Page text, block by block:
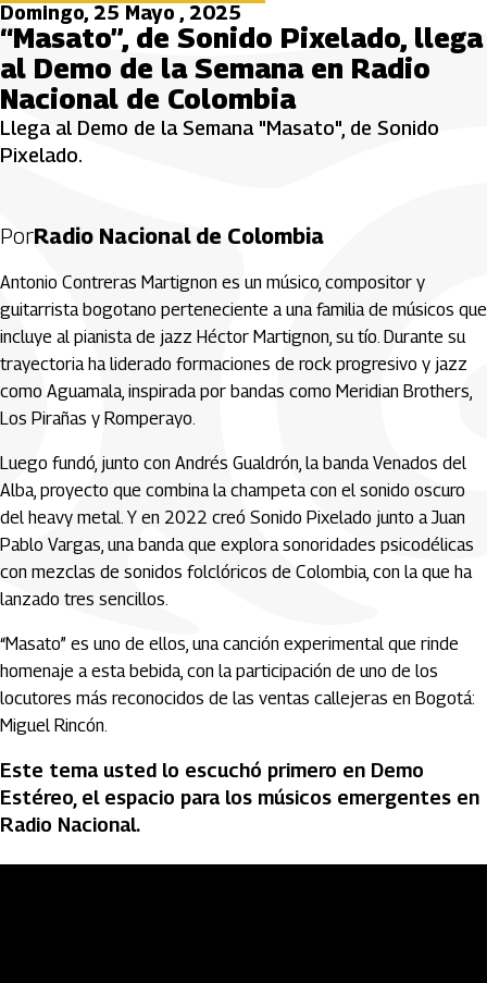
Domingo, 25 Mayo , 2025
“Masato”, de Sonido Pixelado, llega
al Demo de la Semana en Radio
Nacional de Colombia
Llega al Demo de la Semana "Masato", de Sonido
Pixelado.
PorRadio Nacional de Colombia
Antonio Contreras Martignon es un músico, compositor y
guitarrista bogotano perteneciente a una familia de músicos que
incluye al pianista de jazz Héctor Martignon, su tío. Durante su
trayectoria ha liderado formaciones de rock progresivo y jazz
como Aguamala, inspirada por bandas como Meridian Brothers,
Los Pirañas y Romperayo.
Luego fundó, junto con Andrés Gualdrón, la banda Venados del
Alba, proyecto que combina la champeta con el sonido oscuro
del heavy metal. Y en 2022 creó Sonido Pixelado junto a Juan
Pablo Vargas, una banda que explora sonoridades psicodélicas
con mezclas de sonidos folclóricos de Colombia, con la que ha
lanzado tres sencillos.
“Masato” es uno de ellos, una canción experimental que rinde
homenaje a esta bebida, con la participación de uno de los
locutores más reconocidos de las ventas callejeras en Bogotá:
Miguel Rincón.
Este tema usted lo escuchó primero en Demo
Estéreo, el espacio para los músicos emergentes en
Radio Nacional.